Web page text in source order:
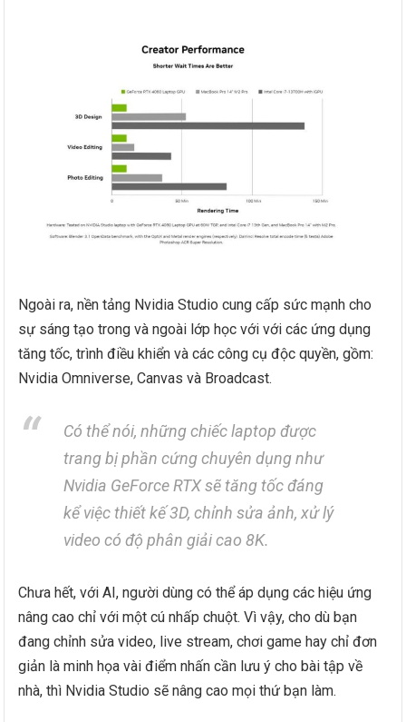
Ngoài ra, nền tảng Nvidia Studio cung cấp sức mạnh cho
sự sáng tạo trong và ngoài lớp học với với các ứng dụng
tăng tốc, trình điều khiển và các công cụ độc quyền, gồm:
Nvidia Omniverse, Canvas và Broadcast.
Có thể nói, những chiếc laptop được
trang bị phần cứng chuyên dụng như
Nvidia GeForce RTX sẽ tăng tốc đáng
kể việc thiết kế 3D, chỉnh sửa ảnh, xử lý
video có độ phân giải cao 8K.
Chưa hết, với AI, người dùng có thể áp dụng các hiệu ứng
nâng cao chỉ với một cú nhấp chuột. Vì vậy, cho dù bạn
đang chỉnh sửa video, live stream, chơi game hay chỉ đơn
giản là minh họa vài điểm nhấn cần lưu ý cho bài tập về
nhà, thì Nvidia Studio sẽ nâng cao mọi thứ bạn làm.